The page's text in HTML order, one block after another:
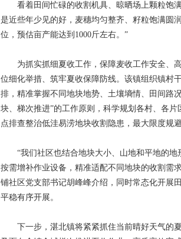
看着田间忙碌的收割机具、晾晒场上颗粒饱满
是近些年少见的好，麦穗均匀整齐、籽粒饱满圆
位，预估亩产能达到1000斤左右。”
为抓实抓细夏收工作，保障麦收工作安全、高
位细化举措、筑牢夏收保障防线。该镇组织镇村
排，精准掌握不同地块地势、土壤墒情、田间路
块、梯次推进”的工作原则，科学规划各村、各
点排查整治低洼易涝地块收割隐患，最大限度规
“我们社区也结合地块大小、山地和平地的地
按需增补作业设备，精准适配不同地块的收割需
铺社区党支部书记胡峰峰介绍，同时常态化开展
平稳有序开展。
下一步，湛北镇将紧紧抓住当前晴好天气的夏